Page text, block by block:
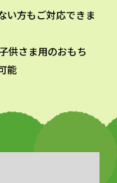
い方もご対応できま
供さま用のおもち
能